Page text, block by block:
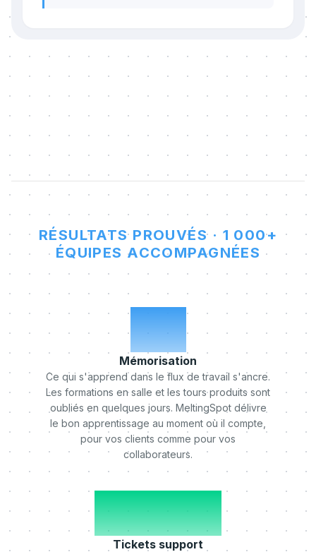
RÉSULTATS PROUVÉS · 1 000+
ÉQUIPES ACCOMPAGNÉES
x5
Mémorisation
Ce qui s'apprend dans le flux de travail s'ancre.
Les formations en salle et les tours produits sont
oubliés en quelques jours. MeltingSpot délivre
le bon apprentissage au moment où il compte,
pour vos clients comme pour vos
collaborateurs.
-50%
Tickets support